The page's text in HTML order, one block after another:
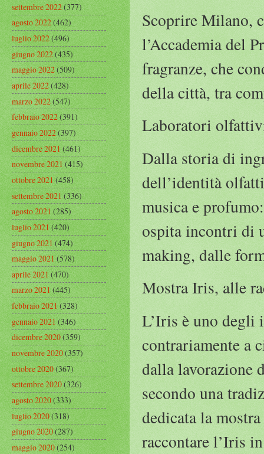
Scoprire Milano,
l’Accademia del
fragranze, che
della città, tra
Laboratori
Dalla storia di
dell’identità
musica e
ospita incontri di
making, dalle
Mostra Iris, alle
L’Iris è uno degli
contrariamente a
dalla lavorazione
secondo una
dedicata la
raccontare l’Iris
settembre 2022(377)
agosto 2022(462)
luglio 2022(496)
giugno 2022(435)
maggio 2022(509)
aprile 2022(428)
marzo 2022(547)
febbraio 2022(391)
gennaio 2022(397)
dicembre 2021(461)
novembre 2021(415)
ottobre 2021(458)
settembre 2021(336)
agosto 2021(285)
luglio 2021(420)
giugno 2021(474)
maggio 2021(578)
aprile 2021(470)
marzo 2021(445)
febbraio 2021(328)
gennaio 2021(346)
dicembre 2020(359)
novembre 2020(357)
ottobre 2020(367)
settembre 2020(326)
agosto 2020(333)
luglio 2020(318)
giugno 2020(287)
maggio 2020(254)